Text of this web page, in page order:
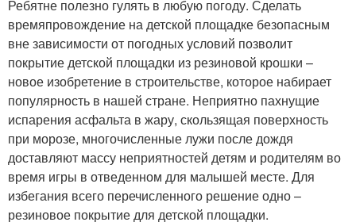
Ребятне полезно гулять в любую погоду. Сделать
времяпровождение на детской площадке безопасным
вне зависимости от погодных условий позволит
покрытие детской площадки из резиновой крошки –
новое изобретение в строительстве, которое набирает
популярность в нашей стране. Неприятно пахнущие
испарения асфальта в жару, скользящая поверхность
при морозе, многочисленные лужи после дождя
доставляют массу неприятностей детям и родителям во
время игры в отведенном для малышей месте. Для
избегания всего перечисленного решение одно –
резиновое покрытие для детской площадки.